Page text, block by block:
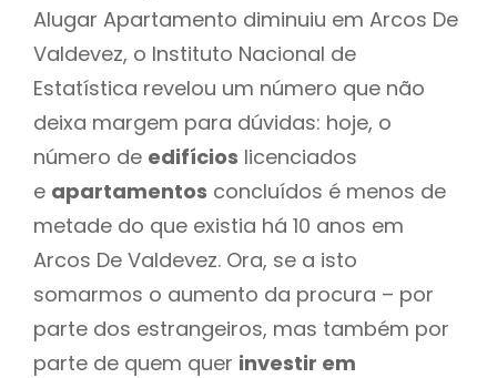
Alugar Apartamento diminuiu em Arcos De
Valdevez, o Instituto Nacional de
Estatística revelou um número que não
deixa margem para dúvidas: hoje, o
número de edifícios licenciados
e apartamentos concluídos é menos de
metade do que existia há 10 anos em
Arcos De Valdevez. Ora, se a isto
somarmos o aumento da procura – por
parte dos estrangeiros, mas também por
parte de quem quer investir em